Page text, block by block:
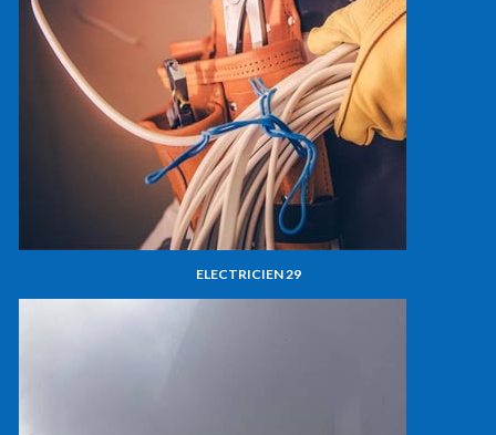
ELECTRICIEN 29